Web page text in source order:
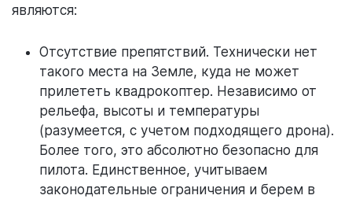
являются:
Отсутствие препятствий. Технически нет
такого места на Земле, куда не может
прилететь квадрокоптер. Независимо от
рельефа, высоты и температуры
(разумеется, с учетом подходящего дрона).
Более того, это абсолютно безопасно для
пилота. Единственное, учитываем
законодательные ограничения и берем в